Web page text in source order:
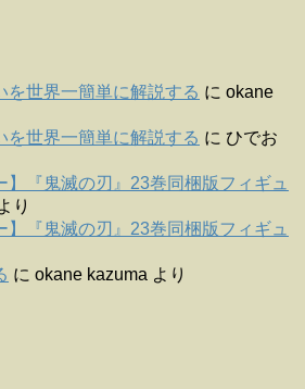
を世界一簡単に解説する に okane
を世界一簡単に解説する に ひでお
】『鬼滅の刃』23巻同梱版フィギュ
り
】『鬼滅の刃』23巻同梱版フィギュ
に okane kazuma より